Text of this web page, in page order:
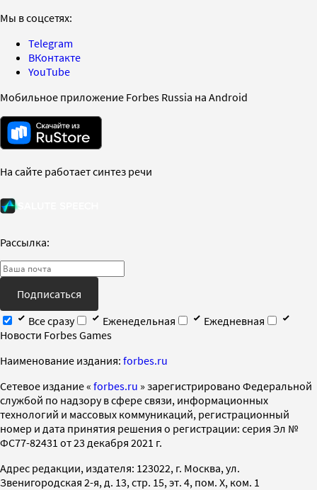
Мы в соцсетях:
Telegram
ВКонтакте
YouTube
Мобильное приложение Forbes Russia на Android
На сайте работает синтез речи
Рассылка:
Подписаться
Все сразу
Еженедельная
Ежедневная
Новости Forbes Games
Наименование издания: forbes.ru
Cетевое издание « forbes.ru » зарегистрировано Федеральной
службой по надзору в сфере связи, информационных
технологий и массовых коммуникаций, регистрационный
номер и дата принятия решения о регистрации: серия Эл №
ФС77-82431 от 23 декабря 2021 г.
Адрес редакции, издателя: 123022, г. Москва, ул.
Звенигородская 2-я, д. 13, стр. 15, эт. 4, пом. X, ком. 1